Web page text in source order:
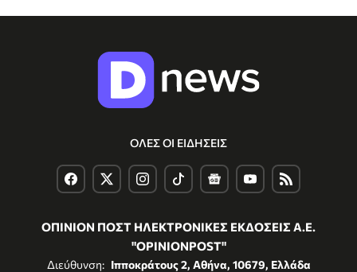
ΟΛΕΣ ΟΙ ΕΙΔΗΣΕΙΣ
ΟΠΙΝΙΟΝ ΠΟΣΤ ΗΛΕΚΤΡΟΝΙΚΕΣ ΕΚΔΟΣΕΙΣ Α.Ε.
"OPINIONPOST"
Διεύθυνση: Ιπποκράτους 2, Αθήνα, 10679, Ελλάδα